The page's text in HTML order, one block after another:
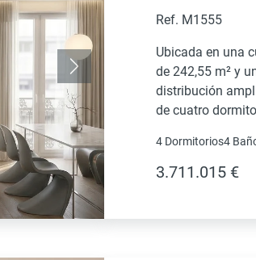
Siguiente
Ref. M1555
Ubicada en una
de 242,55 m² y
distribución
de cuatro
4 Dormitorios4
3.711.015 €